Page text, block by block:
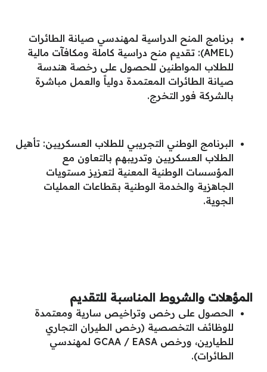
برنامج المنح الدراسية لمهندسي صيانة الطائرات
(AMEL): تقديم منح دراسية كاملة ومكافآت مالية
للطلاب المواطنين للحصول على رخصة هندسة
صيانة الطائرات المعتمدة دولياً والعمل مباشرة
بالشركة فور التخرج.
البرنامج الوطني التجريبي للطلاب العسكريين: تأهيل
الطلاب العسكريين وتدريبهم بالتعاون مع
المؤسسات الوطنية المعنية لتعزيز مستويات
الجاهزية والخدمة الوطنية بقطاعات العمليات
الجوية.
المؤهلات والشروط المناسبة للتقديم
الحصول على رخص وتراخيص سارية ومعتمدة
للوظائف التخصصية (رخص الطيران التجاري
للطيارين، ورخص GCAA / EASA لمهندسي
الطائرات).